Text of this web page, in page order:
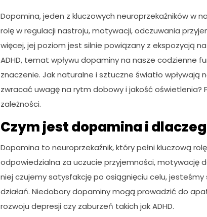
Dopamina, jeden z kluczowych neuroprzekaźników w
rolę w regulacji nastroju, motywacji, odczuwania
więcej, jej poziom jest silnie powiązany z ekspozycją
ADHD, temat wpływu dopaminy na nasze codzienne
znaczenie. Jak naturalne i sztuczne światło wpływają
zwracać uwagę na rytm dobowy i jakość oświetlenia?
zależności.
Czym jest dopamina i
Dopamina to neuroprzekaźnik, który pełni kluczową
odpowiedzialna za uczucie przyjemności, motywację
niej czujemy satysfakcję po osiągnięciu celu,
działań. Niedobory dopaminy mogą prowadzić do
rozwoju depresji czy zaburzeń takich jak ADHD.